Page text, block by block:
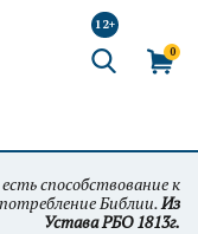
12+
0
способствование к
Библии.Из
Устава РБО 1813г.